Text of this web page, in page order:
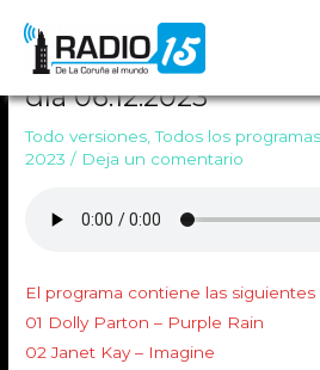
TODO VERSIONES
día 06.12.2023
Todo versiones ,Todos los programas
2023/ Deja un comentario
El programa contiene las siguientes
01 Dolly Parton – Purple Rain
02 Janet Kay – Imagine